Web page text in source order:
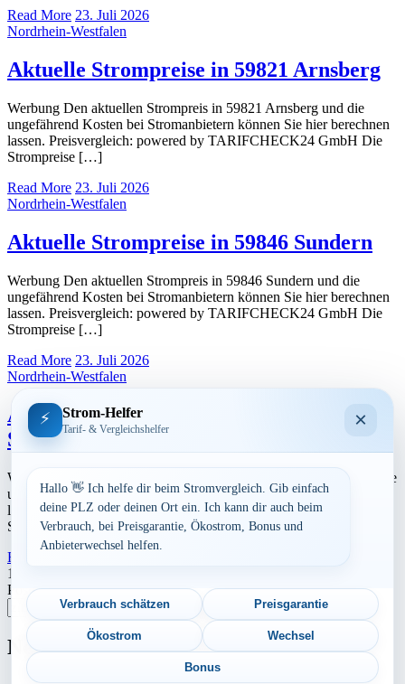
Read More 23. Juli 2026
Nordrhein-Westfalen
Aktuelle Strompreise in 59821 Arnsberg
Werbung Den aktuellen Strompreis in 59821 Arnsberg und die
ungefährend Kosten bei Stromanbietern können Sie hier berechnen
lassen. Preisvergleich: powered by TARIFCHECK24 GmbH Die
Strompreise […]
Read More 23. Juli 2026
Nordrhein-Westfalen
Aktuelle Strompreise in 59846 Sundern
Werbung Den aktuellen Strompreis in 59846 Sundern und die
ungefährend Kosten bei Stromanbietern können Sie hier berechnen
lassen. Preisvergleich: powered by TARIFCHECK24 GmbH Die
Strompreise […]
Read More 23. Juli 2026
Nordrhein-Westfalen
Aktuelle Strompreise in 57392
Schmallenberg
Werbung Den aktuellen Strompreis in 57392 Schmallenberg und die
ungefährend Kosten bei Stromanbietern können Sie hier berechnen
lassen. Preisvergleich: powered by TARIFCHECK24 GmbH Die
Strompreise […]
Read More
Seitennummerierung
der
Beiträge
1
Postleitzahl eingeben
Suchen
Neu berechnet
⚡ Strom-Helfer
Tarif- & Vergleichshelfer ×
Hallo 👋 Ich helfe dir beim Stromvergleich. Gib einfach
deine PLZ oder deinen Ort ein. Ich kann dir auch beim
Verbrauch, bei Preisgarantie, Ökostrom, Bonus und
Anbieterwechsel helfen.
Verbrauch schätzen Preisgarantie
Ökostrom Wechsel
Bonus